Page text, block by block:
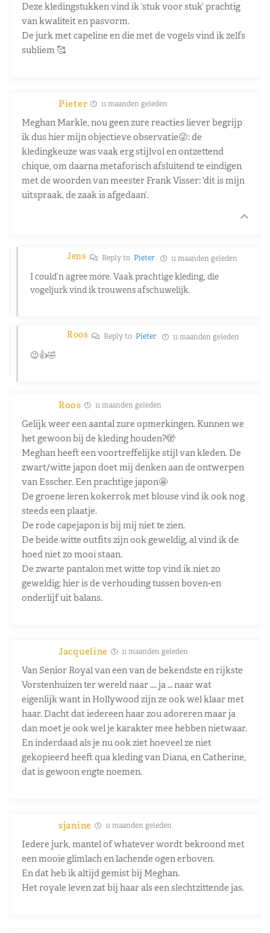
Deze kledingstukken vind ik ‘stuk voor stuk’ prachtig
van kwaliteit en pasvorm.
De jurk met capeline en die met de vogels vind ik zelfs
subliem 🥰
Pieter 11 maanden geleden
Meghan Markle, nou geen zure reacties liever begrijp
ik dus hier mijn objectieve observatie😜: de
kledingkeuze was vaak erg stijlvol en ontzettend
chique, om daarna metaforisch afsluitend te eindigen
met de woorden van meester Frank Visser: ‘dit is mijn
uitspraak, de zaak is afgedaan’.
Jens Reply to Pieter 11 maanden geleden
I could’n agree more. Vaak prachtige kleding, die
vogeljurk vind ik trouwens afschuwelijk.
Roos Reply to Pieter 11 maanden geleden
😉👍🤣
Roos 11 maanden geleden
Gelijk weer een aantal zure opmerkingen. Kunnen we
het gewoon bij de kleding houden?🫣
Meghan heeft een voortreffelijke stijl van kleden. De
zwart/witte japon doet mij denken aan de ontwerpen
van Esscher. Een prachtige japon🤩
De groene leren kokerrok met blouse vind ik ook nog
steeds een plaatje.
De rode capejapon is bij mij niet te zien.
De beide witte outfits zijn ook geweldig, al vind ik de
hoed niet zo mooi staan.
De zwarte pantalon met witte top vind ik niet zo
geweldig; hier is de verhouding tussen boven-en
onderlijf uit balans.
Jacqueline 11 maanden geleden
Van Senior Royal van een van de bekendste en rijkste
Vorstenhuizen ter wereld naar …. ja … naar wat
eigenlijk want in Hollywood zijn ze ook wel klaar met
haar. Dacht dat iedereen haar zou adoreren maar ja
dan moet je ook wel je karakter mee hebben nietwaar.
En inderdaad als je nu ook ziet hoeveel ze niet
gekopieerd heeft qua kleding van Diana, en Catherine,
dat is gewoon engte noemen.
sjanine 11 maanden geleden
Iedere jurk, mantel of whatever wordt bekroond met
een mooie glimlach en lachende ogen erboven.
En dat heb ik altijd gemist bij Meghan.
Het royale leven zat bij haar als een slechtzittende jas.